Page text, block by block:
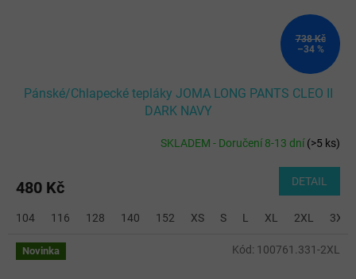
738 Kč
–34 %
Pánské/Chlapecké tepláky JOMA LONG PANTS CLEO II
DARK NAVY
SKLADEM - Doručení 8-13 dní(>5 ks)
480 Kč DETAIL
104 116 128 140 152 XS S L XL 2XL 3XL
Novinka Kód: 100761.331-2XL